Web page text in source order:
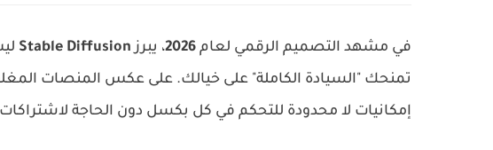
في مشهد التصميم الرقمي لعام 2026، يبرزStable Diffusion
تمنحك "السيادة الكاملة" على خيالك. على عكس المنصات
إمكانيات لا محدودة للتحكم في كل بكسل دون الحاجة